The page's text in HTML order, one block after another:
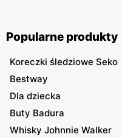
Popularne produkty
Koreczki śledziowe Seko
Bestway
Dla dziecka
Buty Badura
Whisky Johnnie Walker